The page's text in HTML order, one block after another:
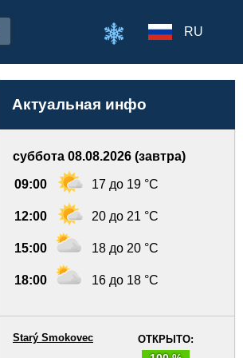
RU
Актуальная инфо
суббота 08.08.2026 (завтра)
09:00 17 до 19 °C
12:00 20 до 21 °C
15:00 18 до 20 °C
18:00 16 до 18 °C
ОТКРЫТО:
Starý Smokovec